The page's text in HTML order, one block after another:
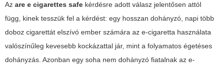
Az are e cigarettes safe kérdésre adott válasz jelentősen attól
függ, kinek tesszük fel a kérdést: egy hosszan dohányzó, napi több
doboz cigarettát elszívó ember számára az e-cigaretta használata
valószínűleg kevesebb kockázattal jár, mint a folyamatos égetéses
dohányzás. Azonban egy soha nem dohányzó fiatalnak az e-